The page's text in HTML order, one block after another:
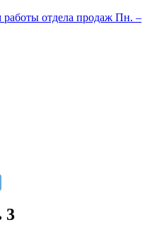
отдела продаж Пн. –
3